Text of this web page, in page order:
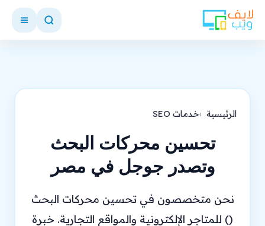
الرئيسية خدمات SEO
تحسين محركات البحث
وتصدر جوجل في مصر
نحن متخصصون في تحسين محركات البحث
() للمتاجر الإلكترونية والمواقع التجارية. خبرة